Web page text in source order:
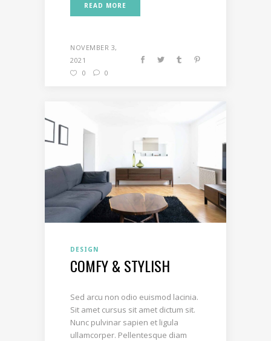
READ MORE
NOVEMBER 3,
2021
0
0
DESIGN
COMFY & STYLISH
Sed arcu non odio euismod lacinia.
Sit amet cursus sit amet dictum sit.
Nunc pulvinar sapien et ligula
ullamcorper. Pellentesque diam